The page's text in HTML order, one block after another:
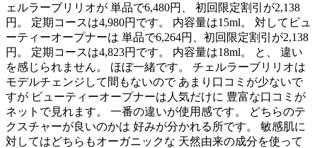
ェルラーブリリオが 単品で6,480円、 初回限定割引が2,138
円。 定期コースは4,980円です。 内容量は15ml。 対してビュ
ーティーオープナーは 単品で6,264円、初回限定割引が2,138
円。 定期コースは4,823円です。 内容量は18ml。 と、 違い
を感じられません。 ほぼ一緒です。 チェルラーブリリオは
モデルチェンジして間もないので あまり口コミが少ないで
すが ビューティーオープナーは人気だけに 豊富な口コミが
ネットで見れます。 一番の違いが使用感です。 どちらのテ
クスチャーが良いのかは 好みが分かれる所です。 敏感肌に
対してはどちらもオーガニックな 天然由来の成分を使って